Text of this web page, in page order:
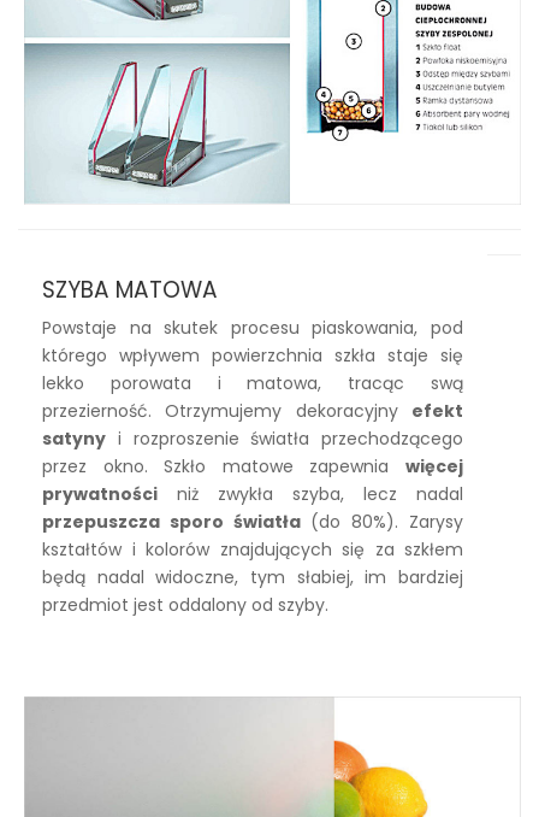
SZYBA MATOWA
Powstaje na skutek procesu piaskowania, pod
którego wpływem powierzchnia szkła staje się
lekko porowata i matowa, tracąc swą
przezierność. Otrzymujemy dekoracyjny efekt
satyny i rozproszenie światła przechodzącego
przez okno. Szkło matowe zapewnia więcej
prywatności niż zwykła szyba, lecz nadal
przepuszcza sporo światła(do 80%). Zarysy
kształtów i kolorów znajdujących się za szkłem
będą nadal widoczne, tym słabiej, im bardziej
przedmiot jest oddalony od szyby.